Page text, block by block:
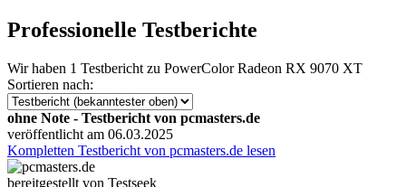
Professionelle Testberichte
Wir haben 1 Testbericht zu PowerColor Radeon RX 9070 XT
Sortieren nach:
ohne Note - Testbericht von pcmasters.de
veröffentlicht am 06.03.2025
Kompletten Testbericht von pcmasters.de lesen
bereitgestellt von Testseek